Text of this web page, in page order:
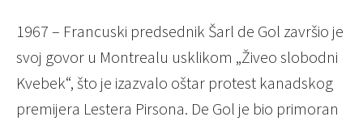
1967 – Francuski predsednik Šarl de Gol završio je
svoj govor u Montrealu usklikom „Živeo slobodni
Kvebek“, što je izazvalo oštar protest kanadskog
premijera Lestera Pirsona. De Gol je bio primoran